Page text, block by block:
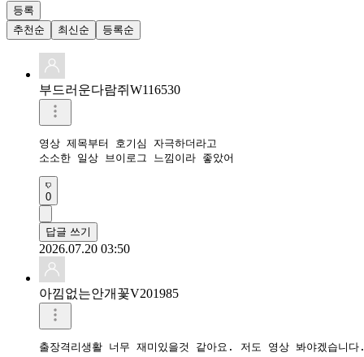
등록
추천순
최신순 등록순
부드러운다람쥐W116530
영상 제목부터 호기심 자극하더라고
소소한 일상 브이로그 느낌이라 좋았어
0
답글 쓰기
2026.07.20 03:50
아낌없는안개꽃V201985
출장격리생활 너무 재미있을것 같아요. 저도 영상 봐야겠습니